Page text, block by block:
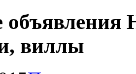
объявления
виллы